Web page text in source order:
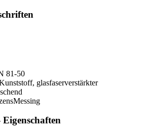
81-50
glasfaserverstärkter
Messing